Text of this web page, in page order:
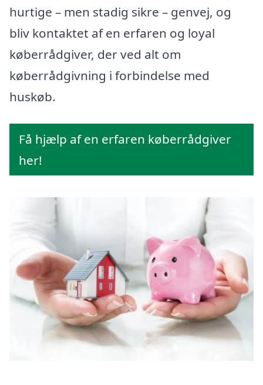
hurtige – men stadig sikre – genvej, og
bliv kontaktet af en erfaren og loyal
køberrådgiver, der ved alt om
køberrådgivning i forbindelse med
huskøb.
Få hjælp af en erfaren køberrådgiver
her!